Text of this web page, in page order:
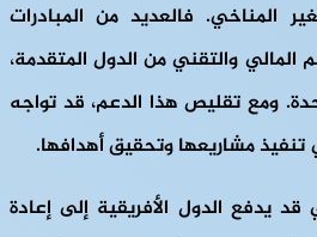
المناخي. فالعديد من المبادرات
المالي والتقني من الدول المتقدمة،
ومع تقليص هذا الدعم، قد تواجه
مشاريعها وتحقيق أهدافها.
قد يدفع الدول الأفريقية إلى إعادة